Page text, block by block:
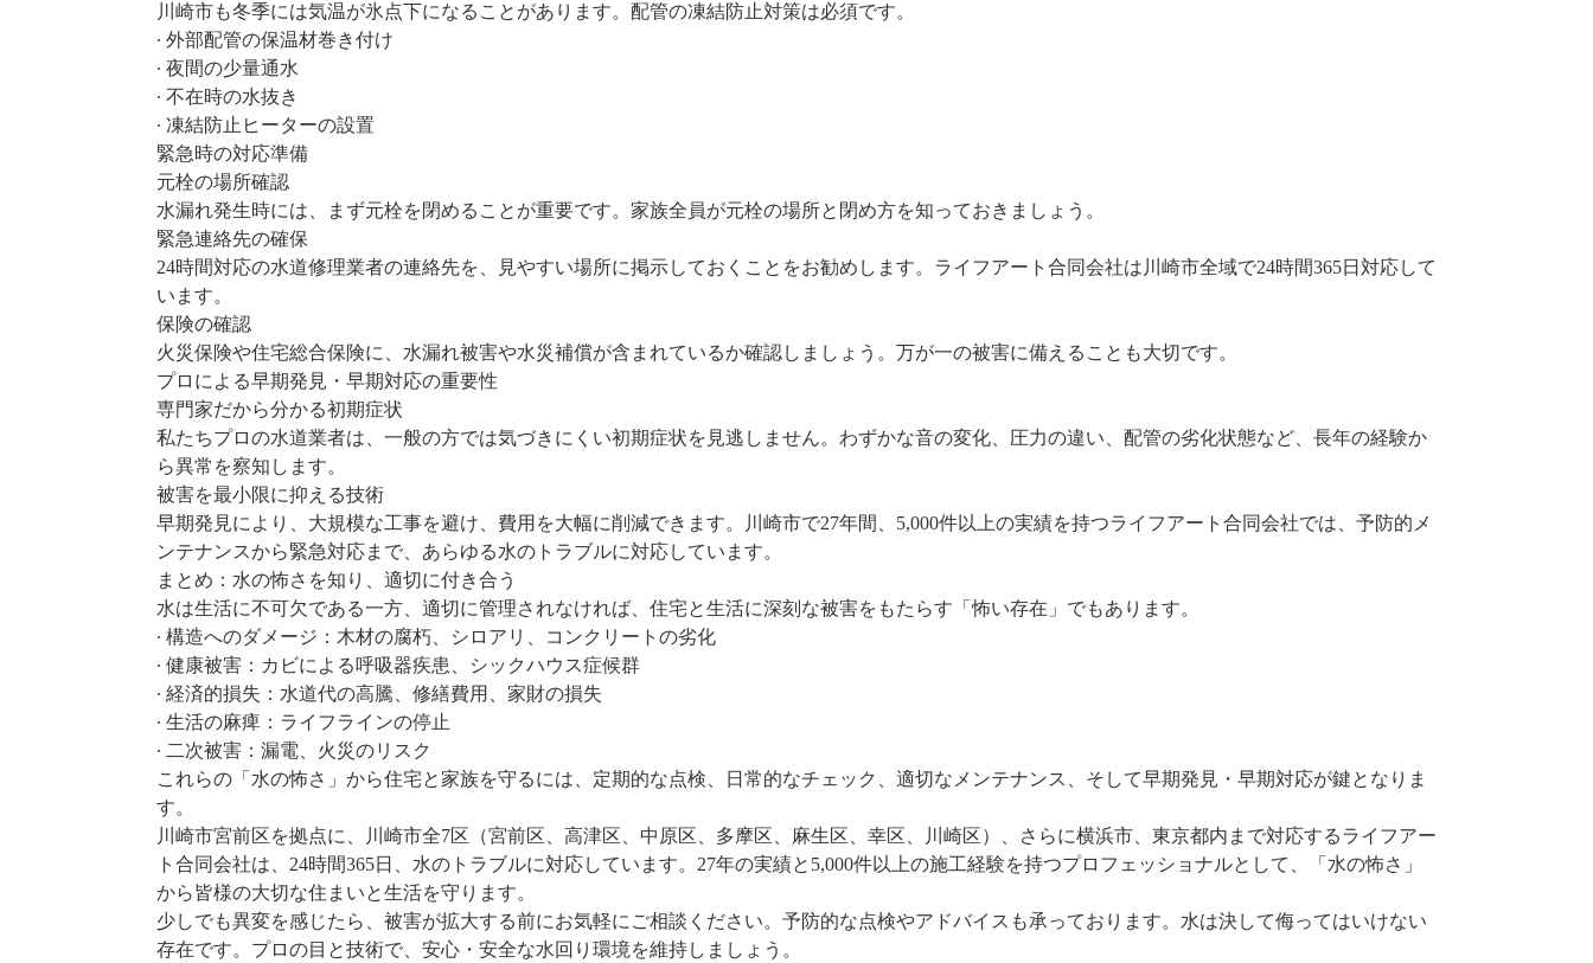
川崎市も冬季には気温が氷点下になることがあります。配管の凍結防止対策は必須です。
∙ 外部配管の保温材巻き付け
∙ 夜間の少量通水
∙ 不在時の水抜き
∙ 凍結防止ヒーターの設置
緊急時の対応準備
元栓の場所確認
水漏れ発生時には、まず元栓を閉めることが重要です。家族全員が元栓の場所と閉め方を知っておきましょう。
緊急連絡先の確保
24時間対応の水道修理業者の連絡先を、見やすい場所に掲示しておくことをお勧めします。ライフアート合同会社は川崎市全域で24時間365日対応して
います。
保険の確認
火災保険や住宅総合保険に、水漏れ被害や水災補償が含まれているか確認しましょう。万が一の被害に備えることも大切です。
プロによる早期発見・早期対応の重要性
専門家だから分かる初期症状
私たちプロの水道業者は、一般の方では気づきにくい初期症状を見逃しません。わずかな音の変化、圧力の違い、配管の劣化状態など、長年の経験か
ら異常を察知します。
被害を最小限に抑える技術
早期発見により、大規模な工事を避け、費用を大幅に削減できます。川崎市で27年間、5,000件以上の実績を持つライフアート合同会社では、予防的メ
ンテナンスから緊急対応まで、あらゆる水のトラブルに対応しています。
まとめ：水の怖さを知り、適切に付き合う
水は生活に不可欠である一方、適切に管理されなければ、住宅と生活に深刻な被害をもたらす「怖い存在」でもあります。
∙ 構造へのダメージ：木材の腐朽、シロアリ、コンクリートの劣化
∙ 健康被害：カビによる呼吸器疾患、シックハウス症候群
∙ 経済的損失：水道代の高騰、修繕費用、家財の損失
∙ 生活の麻痺：ライフラインの停止
∙ 二次被害：漏電、火災のリスク
これらの「水の怖さ」から住宅と家族を守るには、定期的な点検、日常的なチェック、適切なメンテナンス、そして早期発見・早期対応が鍵となりま
す。
川崎市宮前区を拠点に、川崎市全7区（宮前区、高津区、中原区、多摩区、麻生区、幸区、川崎区）、さらに横浜市、東京都内まで対応するライフアー
ト合同会社は、24時間365日、水のトラブルに対応しています。27年の実績と5,000件以上の施工経験を持つプロフェッショナルとして、「水の怖さ」
から皆様の大切な住まいと生活を守ります。
少しでも異変を感じたら、被害が拡大する前にお気軽にご相談ください。予防的な点検やアドバイスも承っております。水は決して侮ってはいけない
存在です。プロの目と技術で、安心・安全な水回り環境を維持しましょう。